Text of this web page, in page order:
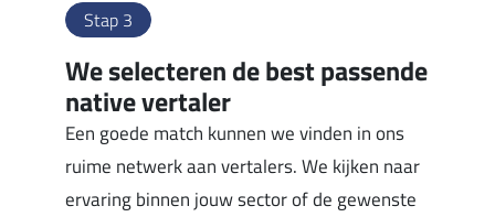
Stap 3
We selecteren de best passende
native vertaler
Een goede match kunnen we vinden in ons
ruime netwerk aan vertalers. We kijken naar
ervaring binnen jouw sector of de gewenste